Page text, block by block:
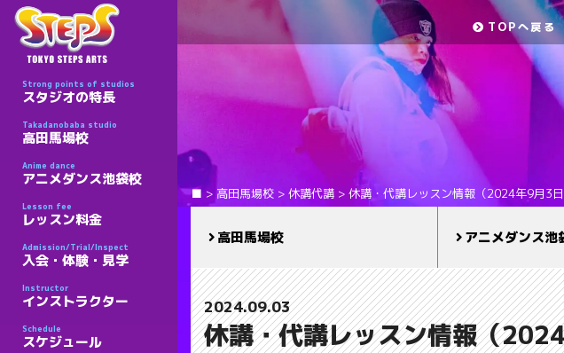
Strong points of studios
スタジオの特長
Takadanobaba studio
高田馬場校
Anime dance
アニメダンス池袋校
Lesson fee
レッスン料金
Admission/Trial/Inspect
入会・体験・見学
Instructor
インストラクター
Schedule
スケジュール
TOPへ戻る
■ > 高田馬場校 > 休講代講 > 休講・代講レッスン情報（2024年9月3日
高田馬場校 アニメダンス池
2024.09.03
休講・代講レッスン情報（